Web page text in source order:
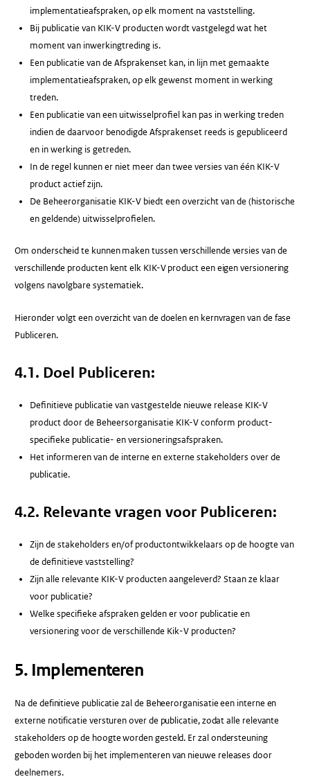
implementatieafspraken, op elk moment na vaststelling.
Bij publicatie van KIK-V producten wordt vastgelegd wat het
moment van inwerkingtreding is.
Een publicatie van de Afsprakenset kan, in lijn met gemaakte
implementatieafspraken, op elk gewenst moment in werking
treden.
Een publicatie van een uitwisselprofiel kan pas in werking treden
indien de daarvoor benodigde Afsprakenset reeds is gepubliceerd
en in werking is getreden.
In de regel kunnen er niet meer dan twee versies van één KIK-V
product actief zijn.
De Beheerorganisatie KIK-V biedt een overzicht van de (historische
en geldende) uitwisselprofielen.
Om onderscheid te kunnen maken tussen verschillende versies van de
verschillende producten kent elk KIK-V product een eigen versionering
volgens navolgbare systematiek.
Hieronder volgt een overzicht van de doelen en kernvragen van de fase
Publiceren.
4.1. Doel Publiceren:
Definitieve publicatie van vastgestelde nieuwe release KIK-V
product door de Beheersorganisatie KIK-V conform product-
specifieke publicatie- en versioneringsafspraken.
Het informeren van de interne en externe stakeholders over de
publicatie.
4.2. Relevante vragen voor Publiceren:
Zijn de stakeholders en/of productontwikkelaars op de hoogte van
de definitieve vaststelling?
Zijn alle relevante KIK-V producten aangeleverd? Staan ze klaar
voor publicatie?
Welke specifieke afspraken gelden er voor publicatie en
versionering voor de verschillende Kik-V producten?
5. Implementeren
Na de definitieve publicatie zal de Beheerorganisatie een interne en
externe notificatie versturen over de publicatie, zodat alle relevante
stakeholders op de hoogte worden gesteld. Er zal ondersteuning
geboden worden bij het implementeren van nieuwe releases door
deelnemers.